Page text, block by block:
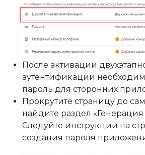
После активации
аутентификации
пароль для сторонних
Прокрутите страницу до
найдите раздел «Генерация
Следуйте инструкции на
создания пароля